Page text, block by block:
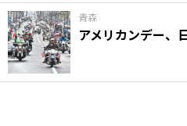
青森
アメリカンデー、